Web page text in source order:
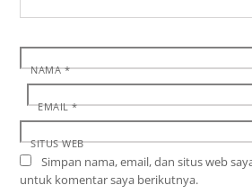
NAMA*
EMAIL*
SITUS WEB
Simpan nama, email, dan situs web
untuk komentar saya berikutnya.